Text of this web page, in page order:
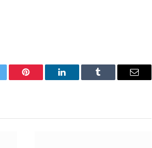
Pinterest LinkedIn Tumblr Email